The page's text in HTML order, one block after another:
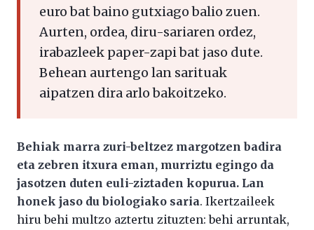
euro bat baino gutxiago balio zuen.
Aurten, ordea, diru-sariaren ordez,
irabazleek paper-zapi bat jaso dute.
Behean aurtengo lan sarituak
aipatzen dira arlo bakoitzeko.
Behiak marra zuri-beltzez margotzen badira
eta zebren itxura eman, murriztu egingo da
jasotzen duten euli-ziztaden kopurua. Lan
honek jaso du biologiako saria. Ikertzaileek
hiru behi multzo aztertu zituzten: behi arruntak,